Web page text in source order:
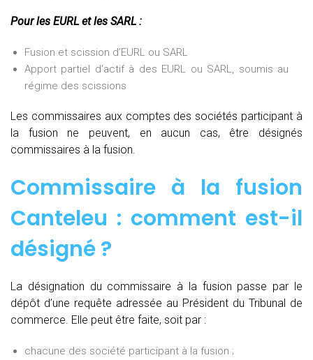
Pour les EURL et les SARL :
Fusion et scission d’EURL ou SARL
Apport partiel d’actif à des EURL ou SARL, soumis au
régime des scissions
Les commissaires aux comptes des sociétés participant à
la fusion ne peuvent, en aucun cas, être désignés
commissaires à la fusion.
Commissaire à la fusion
Canteleu : comment est-il
désigné ?
La désignation du commissaire à la fusion passe par le
dépôt d’une requête adressée au Président du Tribunal de
commerce. Elle peut être faite, soit par :
chacune des société participant à la fusion ;